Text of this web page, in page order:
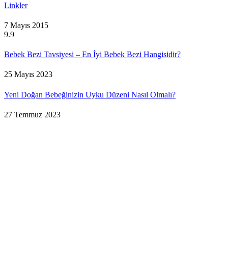
Linkler
7 Mayıs 2015
9.9
Bebek Bezi Tavsiyesi – En İyi Bebek Bezi Hangisidir?
25 Mayıs 2023
Yeni Doğan Bebeğinizin Uyku Düzeni Nasıl Olmalı?
27 Temmuz 2023